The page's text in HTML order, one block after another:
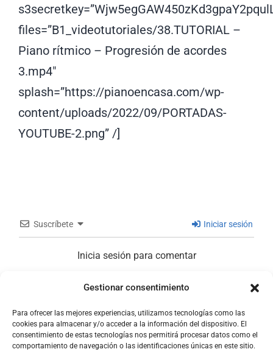
Gestionar consentimiento
Para ofrecer las mejores experiencias, utilizamos tecnologías como las
cookies para almacenar y/o acceder a la información del dispositivo. El
consentimiento de estas tecnologías nos permitirá procesar datos como el
comportamiento de navegación o las identificaciones únicas en este sitio.
files=”B1_videotutoriales/38.TUTORIAL –
Piano rítmico – Progresión de acordes
3.mp4″
splash=”https://pianoencasa.com/wp-
content/uploads/2022/09/PORTADAS-
YOUTUBE-2.png” /]
Suscríbete Iniciar sesión
Inicia sesión para comentar
COMENTARIOS